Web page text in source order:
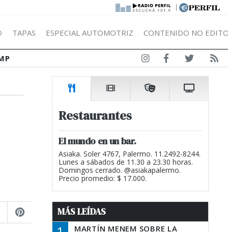
|
TAPAS ESPECIAL AUTOMOTRIZ CONTENIDO NO
Restaurantes
El mundo en un bar.
Asiaka. Soler 4767, Palermo. 11.2492-8244.
Lunes a sábados de 11.30 a 23.30 horas.
Domingos cerrado. @asiakapalermo.
Precio promedio: $ 17.000.
MÁS LEÍDAS
MARTÍN MENEM SOBRE LA